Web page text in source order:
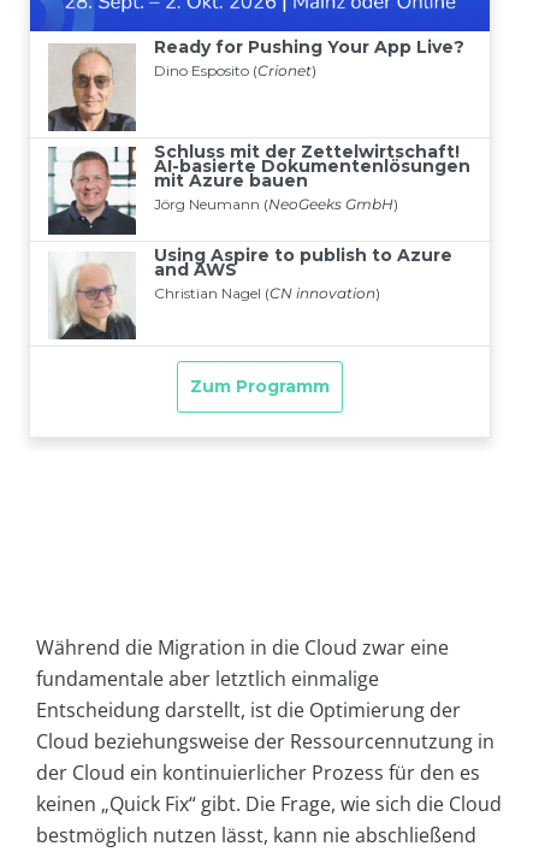
Während die Migration in die Cloud zwar eine
fundamentale aber letztlich einmalige
Entscheidung darstellt, ist die Optimierung der
Cloud beziehungsweise der Ressourcennutzung in
der Cloud ein kontinuierlicher Prozess für den es
keinen „Quick Fix“ gibt. Die Frage, wie sich die Cloud
bestmöglich nutzen lässt, kann nie abschließend